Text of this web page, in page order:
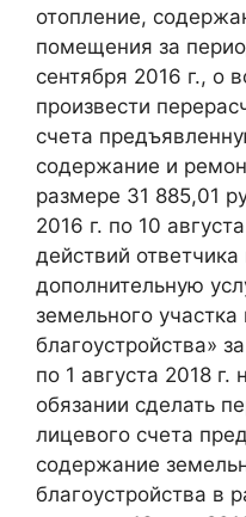
отопление,
помещения за
сентября 2016 г., о
произвести
счета
содержание и
размере 31 885,01
2016 г. по 10
действий
дополнительную
земельного
благоустройства»
по 1 августа 2018
обязании сделать
лицевого счета
содержание
благоустройства в